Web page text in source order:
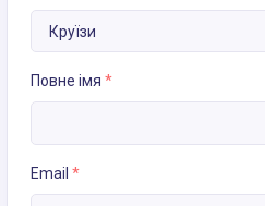
Повне імя *
Email *